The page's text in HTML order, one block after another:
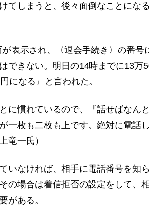
てしまうと、後々面倒なことにな
が表示され、〈退会手続き〉の番号
できない。明日の14時までに13万
になる』と言われた。
に慣れているので、『話せばなん
一枚も二枚も上です。絶対に電話
竜一氏）
いなければ、相手に電話番号を知
の場合は着信拒否の設定をして、
がある。